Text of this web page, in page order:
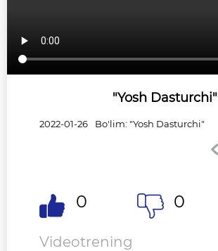
"Yosh Dasturchi"
2022-01-26 Bo'lim: "Yosh Dasturchi"
0 0
Videotrening